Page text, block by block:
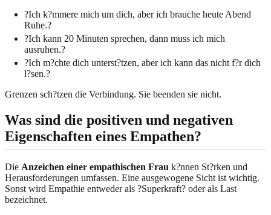
?Ich k?mmere mich um dich, aber ich brauche heute Abend
Ruhe.?
?Ich kann 20 Minuten sprechen, dann muss ich mich
ausruhen.?
?Ich m?chte dich unterst?tzen, aber ich kann das nicht f?r dich
l?sen.?
Grenzen sch?tzen die Verbindung. Sie beenden sie nicht.
Was sind die positiven und negativen
Eigenschaften eines Empathen?
Die Anzeichen einer empathischen Frau k?nnen St?rken und
Herausforderungen umfassen. Eine ausgewogene Sicht ist wichtig.
Sonst wird Empathie entweder als ?Superkraft? oder als Last
bezeichnet.